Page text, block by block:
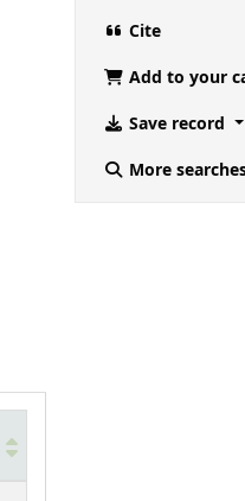
Cite
Add to your
Save record
More